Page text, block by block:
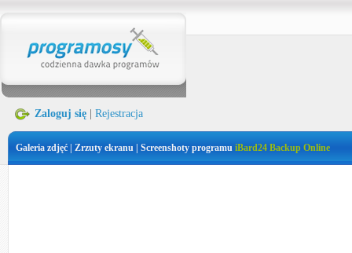
Zaloguj się Rejestracja
Galeria zdjęć | Zrzuty ekranu | Screenshoty programu iBard24 Backup Online